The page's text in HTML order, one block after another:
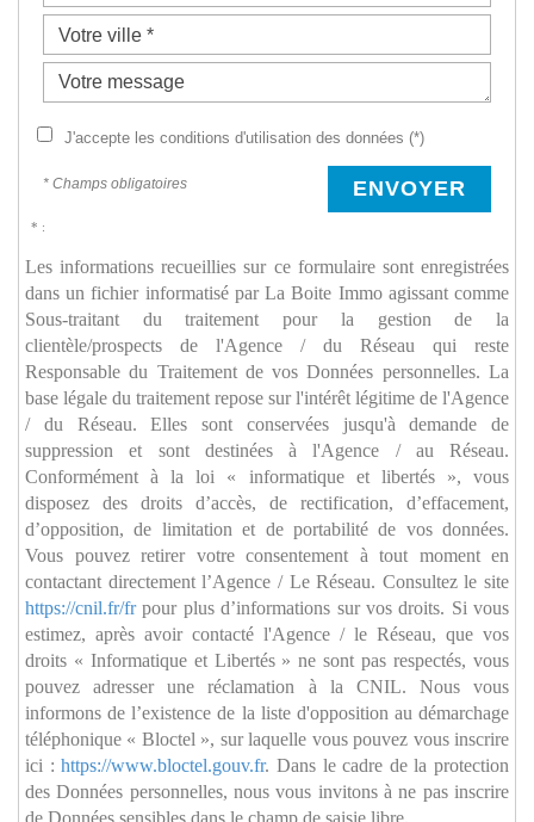
J'accepte les conditions d'utilisation des données (*)
* Champs obligatoires ENVOYER
* :
Les informations recueillies sur ce formulaire sont enregistrées
dans un fichier informatisé par La Boite Immo agissant comme
Sous-traitant du traitement pour la gestion de la
clientèle/prospects de l'Agence / du Réseau qui reste
Responsable du Traitement de vos Données personnelles. La
base légale du traitement repose sur l'intérêt légitime de l'Agence
/ du Réseau. Elles sont conservées jusqu'à demande de
suppression et sont destinées à l'Agence / au Réseau.
Conformément à la loi « informatique et libertés », vous
disposez des droits d’accès, de rectification, d’effacement,
d’opposition, de limitation et de portabilité de vos données.
Vous pouvez retirer votre consentement à tout moment en
contactant directement l’Agence / Le Réseau. Consultez le site
https://cnil.fr/frpour plus d’informations sur vos droits. Si vous
estimez, après avoir contacté l'Agence / le Réseau, que vos
droits « Informatique et Libertés » ne sont pas respectés, vous
pouvez adresser une réclamation à la CNIL. Nous vous
informons de l’existence de la liste d'opposition au démarchage
téléphonique « Bloctel », sur laquelle vous pouvez vous inscrire
ici :https://www.bloctel.gouv.fr. Dans le cadre de la protection
des Données personnelles, nous vous invitons à ne pas inscrire